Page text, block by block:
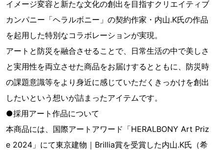
イメージ変容と新たな文化の創出を目指すクリエイティブ
カンパニー「ヘラルボニー」の契約作家・内山.K氏の作品
を起用した特別なコラボレーションが実現。
アートと防災を融合させることで、日常生活の中で美しさ
と実用性を両立させた商品をお届けするとともに、防災時
の課題意識等をより身近に感じていただくきっかけを創出
したいという想いが詰まったアイテムです。
●採用アート作品について
本商品には、国際アートアワード「HERALBONY Art Priz
e 2024」にて東京建物｜Brillia賞を受賞した内山.K氏（希